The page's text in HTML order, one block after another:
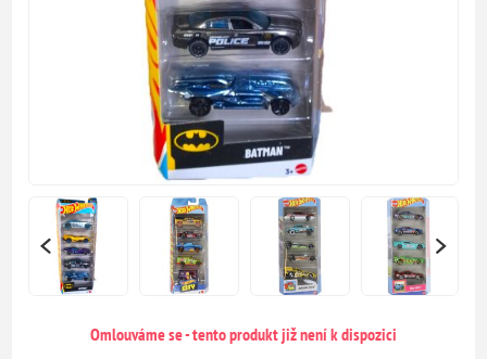
Omlouváme se - tento produkt již není k dispozici